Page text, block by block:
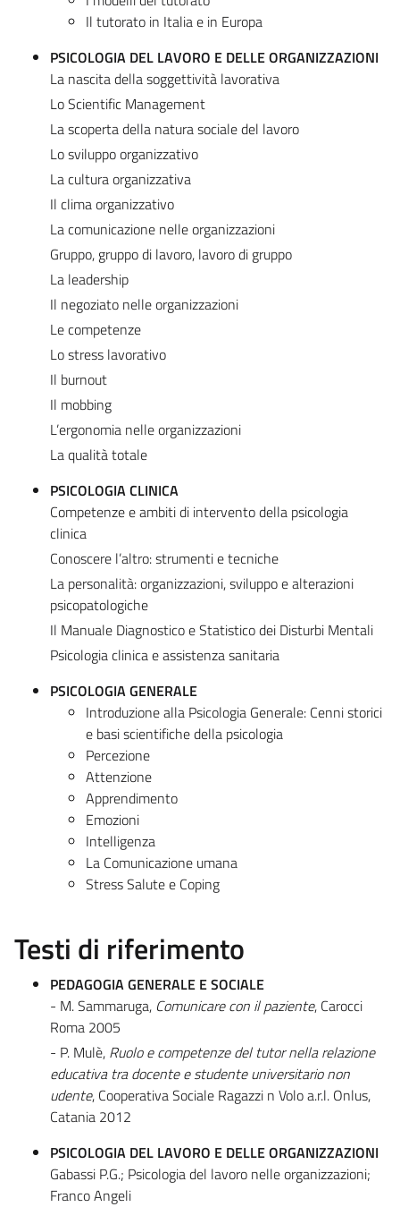
Il tutorato in Italia e in Europa
PSICOLOGIA DEL LAVORO E DELLE ORGANIZZAZIONI
La nascita della soggettività lavorativa
Lo Scientific Management
La scoperta della natura sociale del lavoro
Lo sviluppo organizzativo
La cultura organizzativa
Il clima organizzativo
La comunicazione nelle organizzazioni
Gruppo, gruppo di lavoro, lavoro di gruppo
La leadership
Il negoziato nelle organizzazioni
Le competenze
Lo stress lavorativo
Il burnout
Il mobbing
L’ergonomia nelle organizzazioni
La qualità totale
PSICOLOGIA CLINICA
Competenze e ambiti di intervento della psicologia
clinica
Conoscere l’altro: strumenti e tecniche
La personalità: organizzazioni, sviluppo e alterazioni
psicopatologiche
Il Manuale Diagnostico e Statistico dei Disturbi Mentali
Psicologia clinica e assistenza sanitaria
PSICOLOGIA GENERALE
Introduzione alla Psicologia Generale: Cenni storici
e basi scientifiche della psicologia
Percezione
Attenzione
Apprendimento
Emozioni
Intelligenza
La Comunicazione umana
Stress Salute e Coping
Testi di riferimento
PEDAGOGIA GENERALE E SOCIALE
- M. Sammaruga, Comunicare con il paziente, Carocci
Roma 2005
- P. Mulè, Ruolo e competenze del tutor nella relazione
educativa tra docente e studente universitario non
udente, Cooperativa Sociale Ragazzi n Volo a.r.l. Onlus,
Catania 2012
PSICOLOGIA DEL LAVORO E DELLE ORGANIZZAZIONI
Gabassi P.G.; Psicologia del lavoro nelle organizzazioni;
Franco Angeli